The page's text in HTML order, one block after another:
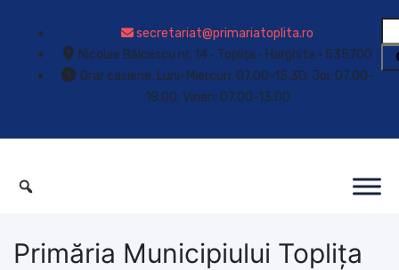
secretariat@primariatoplita.ro
Nicolae Bălcescu nr. 14 • Toplița • Harghita • 535700
Orar casierie: Luni-Miercuri: 07.00-15.30; Joi: 07.00-
18.00; Vineri: 07.00-13.00
Primăria Municipiului Toplița